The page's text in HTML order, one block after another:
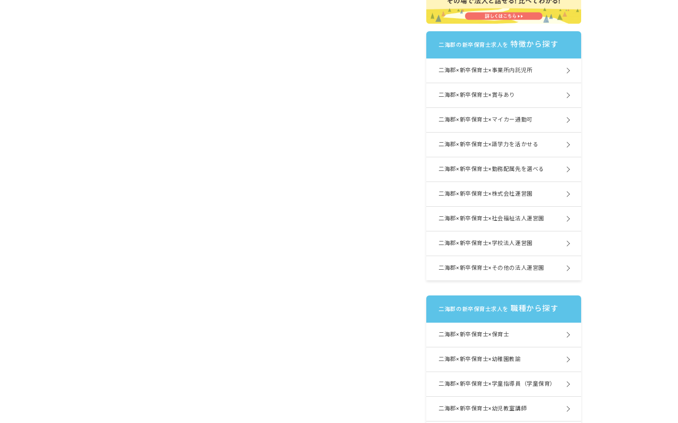
二海郡の新卒保育士求人を 特徴から探す
二海郡×新卒保育士×事業所内託児所
二海郡×新卒保育士×賞与あり
二海郡×新卒保育士×マイカー通勤可
二海郡×新卒保育士×語学力を活かせる
二海郡×新卒保育士×勤務配属先を選べる
二海郡×新卒保育士×株式会社運営園
二海郡×新卒保育士×社会福祉法人運営園
二海郡×新卒保育士×学校法人運営園
二海郡×新卒保育士×その他の法人運営園
二海郡の新卒保育士求人を 職種から探す
二海郡×新卒保育士×保育士
二海郡×新卒保育士×幼稚園教諭
二海郡×新卒保育士×学童指導員（学童保育）
二海郡×新卒保育士×幼児教室講師